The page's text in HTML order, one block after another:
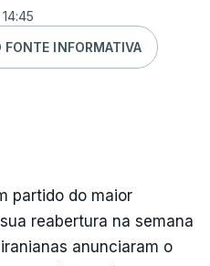
INFORMATIVA
partido do maior
reabertura na semana
anunciaram o